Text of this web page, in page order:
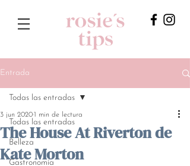
Entrada
Todas las entradas
Belleza
Gastronomía
Todas las entradas
The House At Riverton de
Kate Morton
3 jun 20201 min de lectura